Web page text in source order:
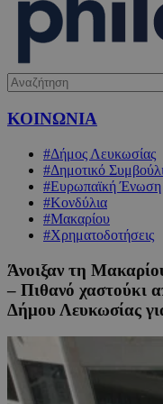
ΚΟΙΝΩΝΙΑ
#Δήμος Λευκωσίας
#Δημοτικό
#Ευρωπαϊκή Ένωση
#Κονδύλια
#Μακαρίου
#Χρηματοδοτήσεις
Άνοιξαν τη
– Πιθανό χαστούκι
Δήμου Λευκωσίας